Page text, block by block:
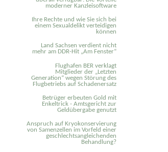
moderner Kanzleisoftware
Ihre Rechte und wie Sie sich bei
einem Sexual­delikt verteidigen
können
Land Sachsen verdient nicht
mehr am DDR-Hit „Am Fenster“
Flughafen BER verklagt
Mitglieder der „Letzten
Generation“ wegen Störung des
Flugbetriebs auf Schadenersatz
Betrüger erbeuten Gold mit
Enkeltrick - Amtsgericht zur
Geldübergabe genutzt
Anspruch auf Kryokonservierung
von Samenzellen im Vorfeld einer
geschlechtsangleichenden
Behandlung?